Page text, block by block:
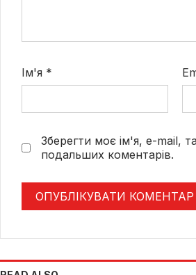
Ім'я *
Зберегти моє ім'я, e-mail,
подальших коментарів.